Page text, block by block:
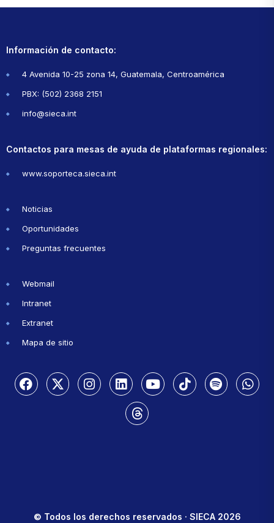
Información de contacto:
4 Avenida 10-25 zona 14, Guatemala, Centroamérica
PBX: (502) 2368 2151
info@sieca.int
Contactos para mesas de ayuda de plataformas regionales:
www.soporteca.sieca.int
Noticias
Oportunidades
Preguntas frecuentes
Webmail
Intranet
Extranet
Mapa de sitio
© Todos los derechos reservados · SIECA 2026